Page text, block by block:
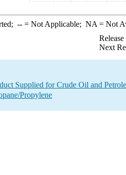
--= Not Applicable; NA = Not
Next
Supplied for Crude Oil and
Propylene